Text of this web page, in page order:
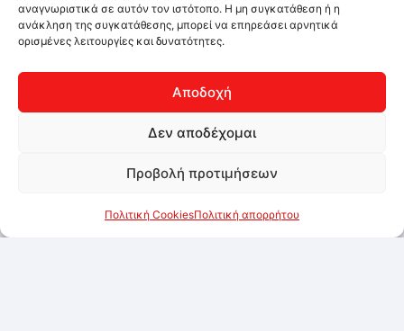
αναγνωριστικά σε αυτόν τον ιστότοπο. Η μη συγκατάθεση ή η
ανάκληση της συγκατάθεσης, μπορεί να επηρεάσει αρνητικά
ορισμένες λειτουργίες και δυνατότητες.
Αποδοχή
Δεν αποδέχομαι
Προβολή προτιμήσεων
Πολιτική CookiesΠολιτική απορρήτου